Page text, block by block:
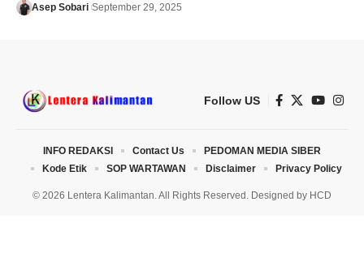
Asep Sobari September 29, 2025
Follow US
© 2026 Lentera Kalimantan. All Rights Reserved. Designed by HCD
INFO REDAKSI Contact Us
PEDOMAN MEDIA SIBER
Kode Etik
SOP WARTAWAN Disclaimer Privacy Policy